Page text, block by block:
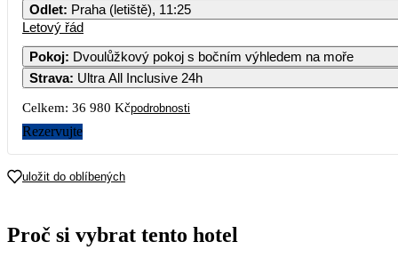
Odlet: Praha (letiště), 11:25
Letový řád
Pokoj: Dvoulůžkový pokoj s bočním výhledem na moře
Strava: Ultra All Inclusive 24h
Celkem: 36 980 Kčpodrobnosti
Rezervujte
uložit do oblíbených
Proč si vybrat tento hotel